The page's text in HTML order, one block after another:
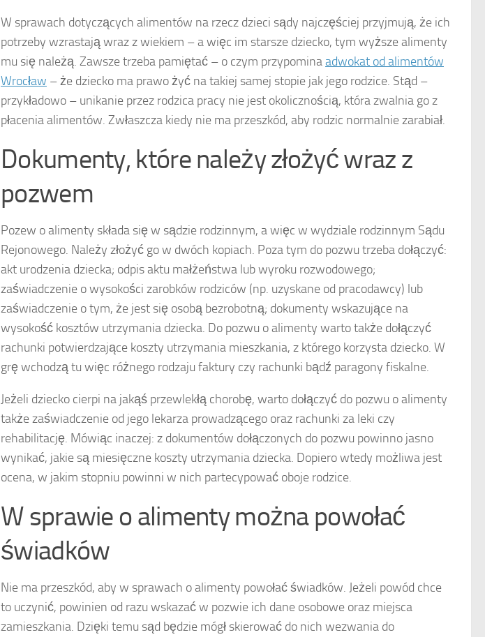
W sprawach dotyczących alimentów na rzecz dzieci sądy najczęściej przyjmują, że ich
potrzeby wzrastają wraz z wiekiem – a więc im starsze dziecko, tym wyższe alimenty
mu się należą. Zawsze trzeba pamiętać – o czym przypominaadwokat od alimentów
Wrocław – że dziecko ma prawo żyć na takiej samej stopie jak jego rodzice. Stąd –
przykładowo – unikanie przez rodzica pracy nie jest okolicznością, która zwalnia go z
płacenia alimentów. Zwłaszcza kiedy nie ma przeszkód, aby rodzic normalnie zarabiał.
Dokumenty, które należy złożyć wraz z
pozwem
Pozew o alimenty składa się w sądzie rodzinnym, a więc w wydziale rodzinnym Sądu
Rejonowego. Należy złożyć go w dwóch kopiach. Poza tym do pozwu trzeba dołączyć:
akt urodzenia dziecka; odpis aktu małżeństwa lub wyroku rozwodowego;
zaświadczenie o wysokości zarobków rodziców (np. uzyskane od pracodawcy) lub
zaświadczenie o tym, że jest się osobą bezrobotną; dokumenty wskazujące na
wysokość kosztów utrzymania dziecka. Do pozwu o alimenty warto także dołączyć
rachunki potwierdzające koszty utrzymania mieszkania, z którego korzysta dziecko. W
grę wchodzą tu więc różnego rodzaju faktury czy rachunki bądź paragony fiskalne.
Jeżeli dziecko cierpi na jakąś przewlekłą chorobę, warto dołączyć do pozwu o alimenty
także zaświadczenie od jego lekarza prowadzącego oraz rachunki za leki czy
rehabilitację. Mówiąc inaczej: z dokumentów dołączonych do pozwu powinno jasno
wynikać, jakie są miesięczne koszty utrzymania dziecka. Dopiero wtedy możliwa jest
ocena, w jakim stopniu powinni w nich partecypować oboje rodzice.
W sprawie o alimenty można powołać
świadków
Nie ma przeszkód, aby w sprawach o alimenty powołać świadków. Jeżeli powód chce
to uczynić, powinien od razu wskazać w pozwie ich dane osobowe oraz miejsca
zamieszkania. Dzięki temu sąd będzie mógł skierować do nich wezwania do